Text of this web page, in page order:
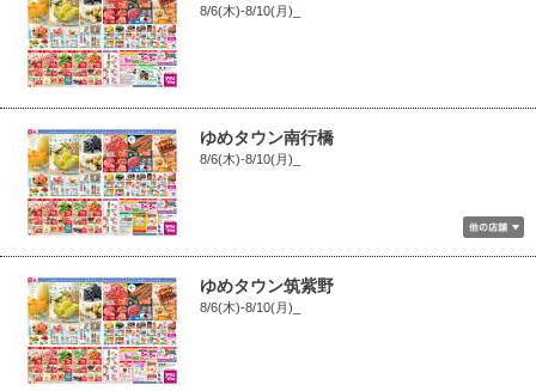
8/6(木)-8/10(月)_
ゆめタウン南行橋
8/6(木)-8/10(月)_
ゆめタウン筑紫野
8/6(木)-8/10(月)_